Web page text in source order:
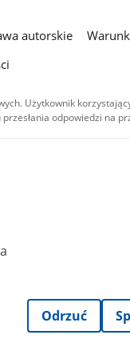
autorskie
Użytkownik
odpowiedzi na
są
- na tych samych
materiały audio i wideo,
użycie niekomercyjne -
inaczej.
Odrzuć